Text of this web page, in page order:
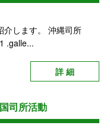
介します。 沖縄司所
.galle...
詳 細
司所活動